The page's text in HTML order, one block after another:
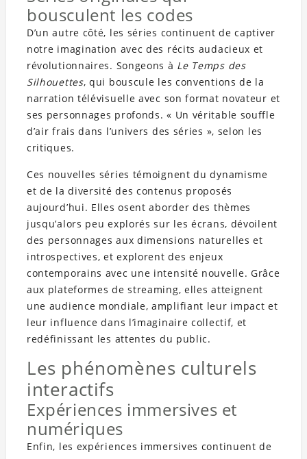
bousculent les codes
D’un autre côté, les séries continuent de captiver
notre imagination avec des récits audacieux et
révolutionnaires. Songeons à Le Temps des
Silhouettes, qui bouscule les conventions de la
narration télévisuelle avec son format novateur et
ses personnages profonds. « Un véritable souffle
d’air frais dans l’univers des séries », selon les
critiques.
Ces nouvelles séries témoignent du dynamisme
et de la diversité des contenus proposés
aujourd’hui. Elles osent aborder des thèmes
jusqu’alors peu explorés sur les écrans, dévoilent
des personnages aux dimensions naturelles et
introspectives, et explorent des enjeux
contemporains avec une intensité nouvelle. Grâce
aux plateformes de streaming, elles atteignent
une audience mondiale, amplifiant leur impact et
leur influence dans l’imaginaire collectif, et
redéfinissant les attentes du public.
Les phénomènes culturels
interactifs
Expériences immersives et
numériques
Enfin, les expériences immersives continuent de